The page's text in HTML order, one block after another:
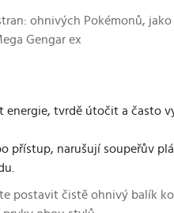
ohnivých Pokémonů,
Gengar ex
energie, tvrdě útočit a často
přístup, narušují soupeřův
postavit čistě ohnivý balík